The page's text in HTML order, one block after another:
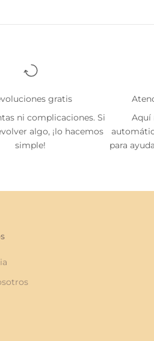
gratis
ni complicaciones. Si
algo, ¡lo hacemos
simple!
Aquí
para